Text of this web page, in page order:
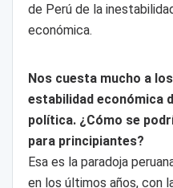
de Perú de la
económica.
Nos cuesta mucho a
estabilidad económica
política. ¿Cómo se
para principiantes?
Esa es la paradoja
en los últimos años, con